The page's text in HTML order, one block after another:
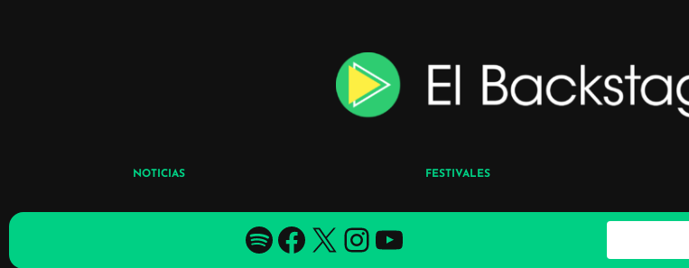
NOTICIAS FESTIVALES
Spotify Facebook X YouTube YouTube
B
c